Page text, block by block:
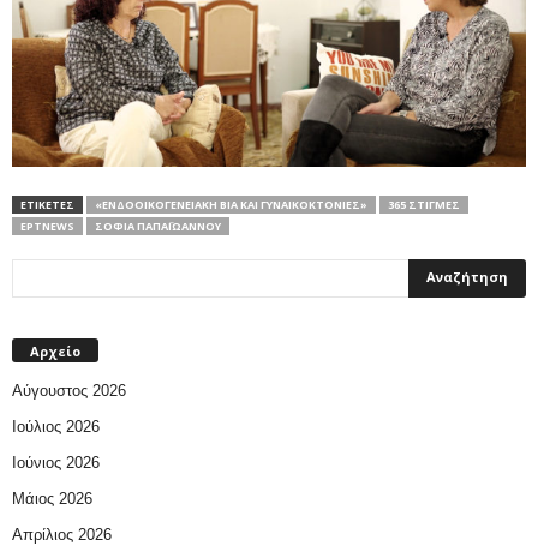
ΕΤΙΚΕΤΕΣ «ΕΝΔΟΟΙΚΟΓΕΝΕΙΑΚΉ ΒΊΑ ΚΑΙ ΓΥΝΑΙΚΟΚΤΟΝΊΕΣ»
365 ΣΤΙΓΜΈΣ
ΕΡΤNEWS
ΣΟΦΊΑ ΠΑΠΑΪΩΆΝΝΟΥ
Αρχείο
Αύγουστος 2026
Ιούλιος 2026
Ιούνιος 2026
Μάιος 2026
Απρίλιος 2026